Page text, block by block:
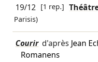
19/12 [1 rep.]
Parisis)
Courir d'après Jean
Romanens